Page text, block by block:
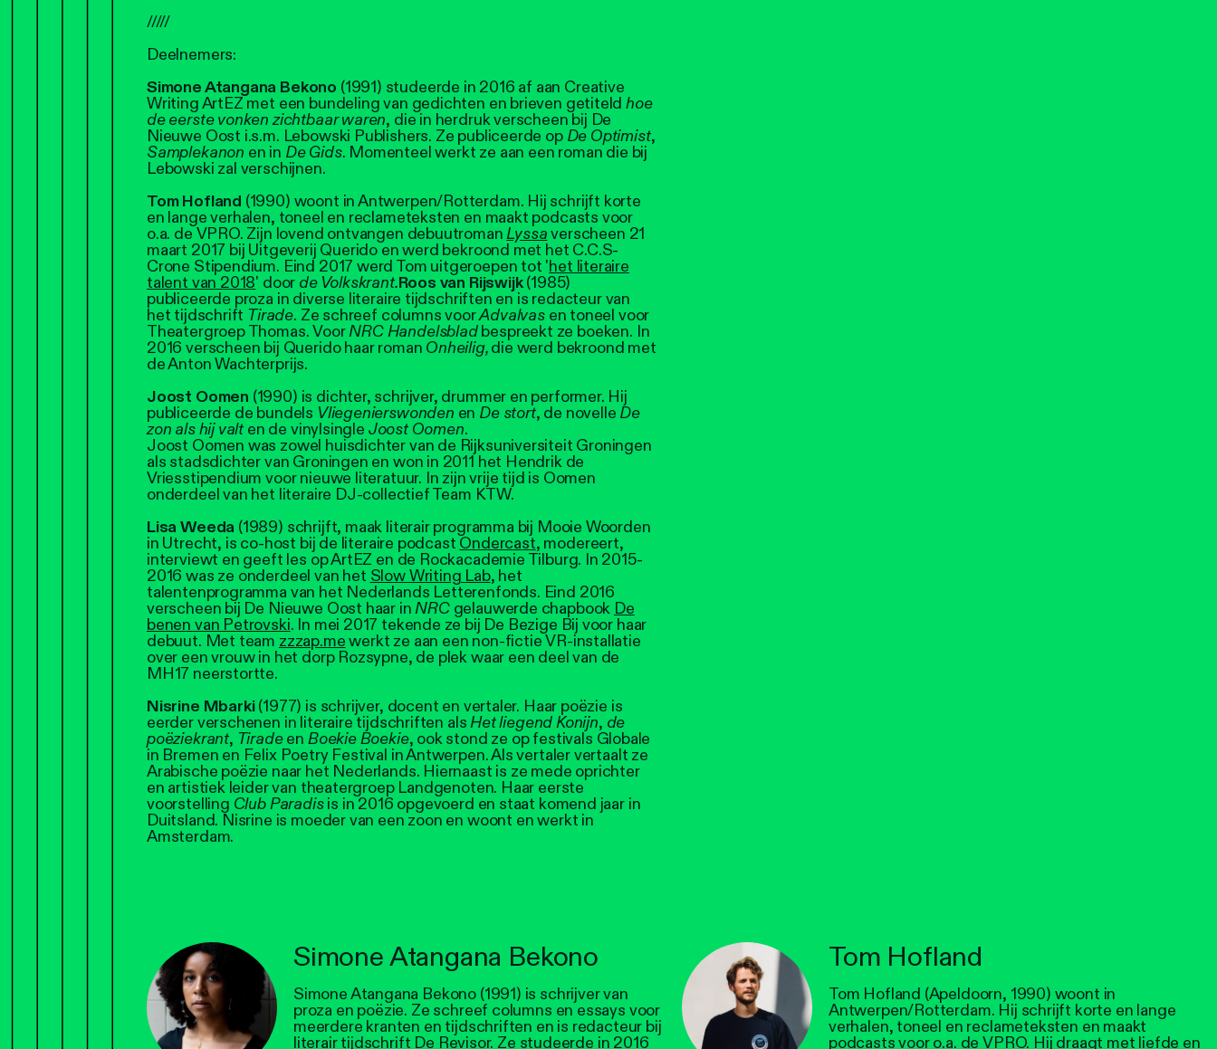
/////
Deelnemers:
Simone Atangana Bekono (1991) studeerde in 2016 af aan Creative
Writing ArtEZ met een bundeling van gedichten en brieven getiteldhoe
de eerste vonken zichtbaar waren, die in herdruk verscheen bij De
Nieuwe Oost i.s.m. Lebowski Publishers. Ze publiceerde op De Optimist,
Samplekanon en in De Gids. Momenteel werkt ze aan een roman die bij
Lebowski zal verschijnen.
Tom Hofland (1990) woont in Antwerpen/Rotterdam. Hij schrijft korte
en lange verhalen, toneel en reclameteksten en maakt podcasts voor
o.a. de VPRO. Zijn lovend ontvangen debuutromanLyssaverscheen 21
maart 2017 bij Uitgeverij Querido en werd bekroond met het C.C.S-
Crone Stipendium. Eind 2017 werd Tom uitgeroepen tot 'het literaire
talent van 2018' door de Volkskrant.Roos van Rijswijk(1985)
publiceerde proza in diverse literaire tijdschriften en is redacteur van
het tijdschrift Tirade. Ze schreef columns voorAdvalvasen toneel voor
Theatergroep Thomas. VoorNRC Handelsbladbespreekt ze boeken. In
2016 verscheen bij Querido haar roman Onheilig,die werd bekroond met
de Anton Wachterprijs.
Joost Oomen (1990) is dichter, schrijver, drummer en performer. Hij
publiceerde de bundels Vliegenierswonden en De stort, de novelle De
zon als hij valt en de vinylsingle Joost Oomen.
Joost Oomen was zowel huisdichter van de Rijksuniversiteit Groningen
als stadsdichter van Groningen en won in 2011 het Hendrik de
Vriesstipendium voor nieuwe literatuur. In zijn vrije tijd is Oomen
onderdeel van het literaire DJ-collectief Team KTW.
Lisa Weeda (1989) schrijft, maak literair programma bij Mooie Woorden
in Utrecht, is co-host bij de literaire podcast Ondercast, modereert,
interviewt en geeft les op ArtEZ en de Rockacademie Tilburg. In 2015-
2016 was ze onderdeel van het Slow Writing Lab, het
talentenprogramma van het Nederlands Letterenfonds. Eind 2016
verscheen bij De Nieuwe Oost haar inNRCgelauwerde chapbook De
benen van Petrovski. In mei 2017 tekende ze bij De Bezige Bij voor haar
debuut. Met team zzzap.mewerkt ze aan een non-fictie VR-installatie
over een vrouw in het dorp Rozsypne, de plek waar een deel van de
MH17 neerstortte.
Nisrine Mbarki(1977) is schrijver, docent en vertaler. Haar poëzie is
eerder verschenen in literaire tijdschriften alsHet liegend Konijn, de
poëziekrant, Tiradeen Boekie Boekie, ook stond ze op festivals Globale
in Bremen en Felix Poetry Festival in Antwerpen. Als vertaler vertaalt ze
Arabische poëzie naar het Nederlands. Hiernaast is ze mede oprichter
en artistiek leider van theatergroep Landgenoten. Haar eerste
voorstelling Club Paradisis in 2016 opgevoerd en staat komend jaar in
Duitsland. Nisrine is moeder van een zoon en woont en werkt in
Amsterdam.
Simone Atangana Bekono
Simone Atangana Bekono (1991) is schrijver van
proza en poëzie. Ze schreef columns en essays voor
meerdere kranten en tijdschriften en is redacteur bij
literair tijdschrift De Revisor. Ze studeerde in 2016
Tom Hofland
Tom Hofland (Apeldoorn, 1990) woont in
Antwerpen/Rotterdam. Hij schrijft korte en lange
verhalen, toneel en reclameteksten en maakt
podcasts voor o.a. de VPRO. Hij draagt met liefde en